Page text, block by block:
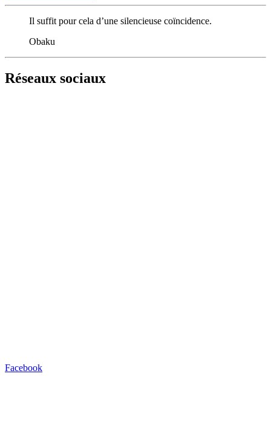
Il suffit pour cela d’une silencieuse coïncidence.
Obaku
Réseaux sociaux
Facebook